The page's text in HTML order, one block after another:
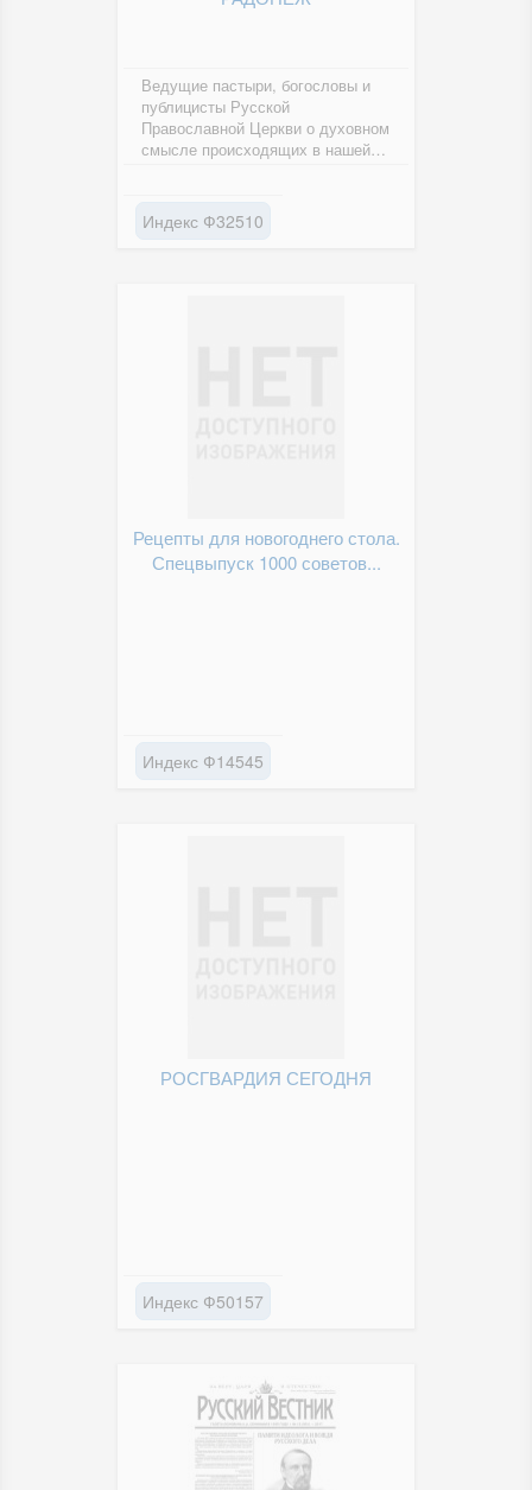
Ведущие пастыри, богословы и
публицисты Русской
Православной Церкви о духовном
смысле происходящих в нашей
Индекс Ф32510
Рецепты для новогоднего стола.
Спецвыпуск 1000 советов...
Индекс Ф14545
РОСГВАРДИЯ СЕГОДНЯ
Индекс Ф50157